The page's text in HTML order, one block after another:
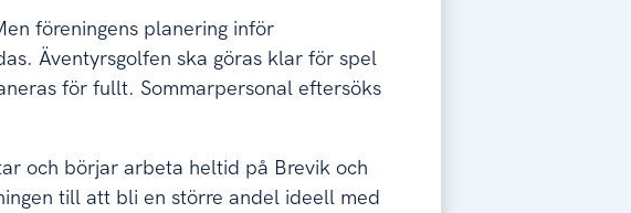
föreningens planering inför
Äventyrsgolfen ska göras klar för spel
för fullt. Sommarpersonal eftersöks
och börjar arbeta heltid på Brevik och
till att bli en större andel ideell med